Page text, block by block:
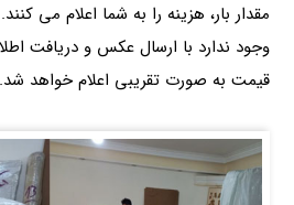
مقدار بار، هزینه را به شما اعلام می
وجود ندارد با ارسال عکس و دریافت
قیمت به صورت تقریبی اعلام خواهد شد.